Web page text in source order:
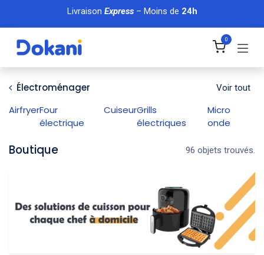
Se rendre au contenu
Livraison Express– Moins de 24h
0
Électroménager Voir tout
AirfryerFour
électrique
CuiseurGrills
électriques
Micro
onde
Boutique 96 objets trouvés.